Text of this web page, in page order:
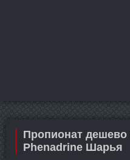
Пропионат дешево
Phenadrine Шарья